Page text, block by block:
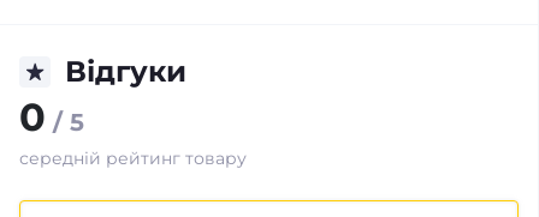
Відгуки
0 / 5
середній рейтинг товару